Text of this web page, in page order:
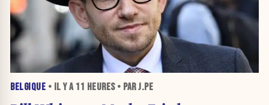
BELGIQUE • IL Y A 11 HEURES• PAR J.PE